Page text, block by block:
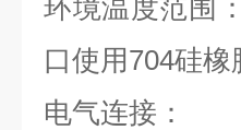
环境温度范围
口使用704硅橡
电气连接：